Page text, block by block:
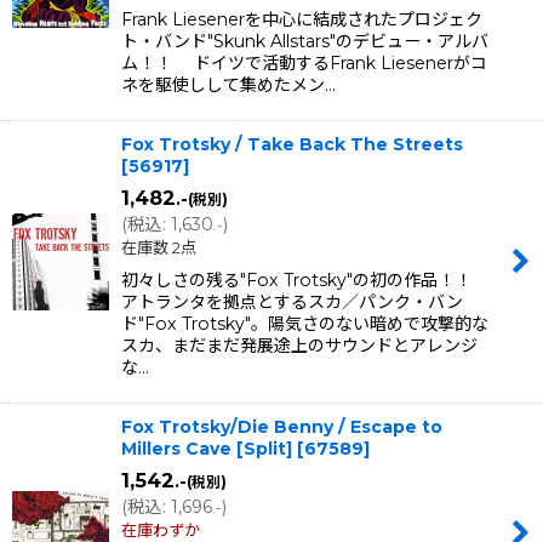
Frank Liesenerを中心に結成されたプロジェク
ト・バンド"Skunk Allstars"のデビュー・アルバ
ム！！ ドイツで活動するFrank Liesenerがコ
ネを駆使しして集めたメン…
Fox Trotsky / Take Back The Streets
[56917]
1,482.-(税別)
(税込: 1,630.-)
在庫数 2点
初々しさの残る"Fox Trotsky"の初の作品！！
アトランタを拠点とするスカ／パンク・バン
ド"Fox Trotsky"。陽気さのない暗めで攻撃的な
スカ、まだまだ発展途上のサウンドとアレンジ
な…
Fox Trotsky/Die Benny / Escape to
Millers Cave [Split] [67589]
1,542.-(税別)
(税込: 1,696.-)
在庫わずか